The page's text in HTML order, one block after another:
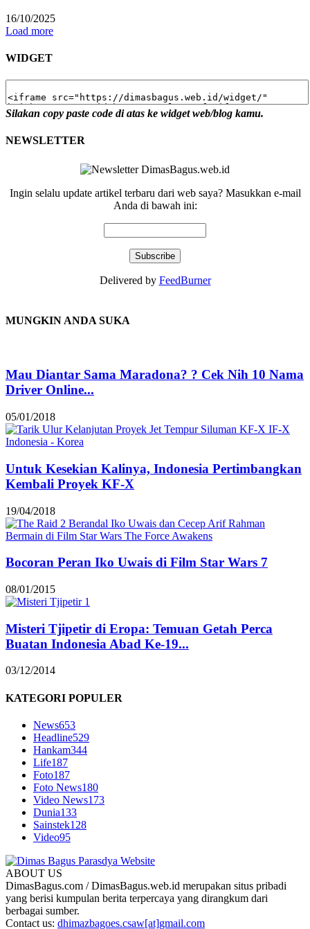
16/10/2025
Load more
WIDGET
Silakan copy paste code di atas ke widget web/blog kamu.
NEWSLETTER
Ingin selalu update artikel terbaru dari web saya? Masukkan e-mail
Anda di bawah ini:
Delivered by FeedBurner
MUNGKIN ANDA SUKA
Mau Diantar Sama Maradona? ? Cek Nih 10 Nama
Driver Online...
05/01/2018
Untuk Kesekian Kalinya, Indonesia Pertimbangkan
Kembali Proyek KF-X
19/04/2018
Bocoran Peran Iko Uwais di Film Star Wars 7
08/01/2015
Misteri Tjipetir di Eropa: Temuan Getah Perca
Buatan Indonesia Abad Ke-19...
03/12/2014
KATEGORI POPULER
News653
Headline529
Hankam344
Life187
Foto187
Foto News180
Video News173
Dunia133
Sainstek128
Video95
ABOUT US
DimasBagus.com / DimasBagus.web.id merupakan situs pribadi
yang berisi kumpulan berita terpercaya yang dirangkum dari
berbagai sumber.
Contact us: dhimazbagoes.csaw[at]gmail.com